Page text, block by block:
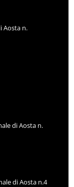
Aosta n.
di Aosta n.
di Aosta n.4